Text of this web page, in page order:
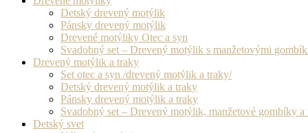
Detský drevený motýlik
Pánsky drevený motýlik
Drevené motýliky Otec a syn
Svadobný set – Drevený motýlik s manžetovými
Drevený motýlik a traky
Set otec a syn /drevený motýlik a traky/
Detský drevený motýlik a traky
Pánsky drevený motýlik a traky
Svadobný set – Drevený motýlik, manžetové gombíky a
Detský svet